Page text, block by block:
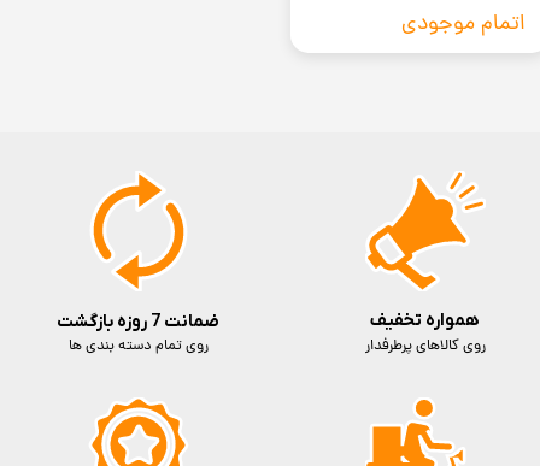
شارژ | 18 وات گلوبال - به شرط اورجینال
اتمام موجودی
ضمانت 7 روزه بازگشت
روی تمام دسته بندی ها
همواره تخفیف
روی کالاهای پرطرفدار